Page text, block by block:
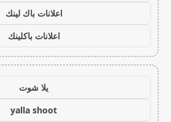
اعلانات باك لينك
اعلانات باكلينك
يلا شوت
yalla shoot